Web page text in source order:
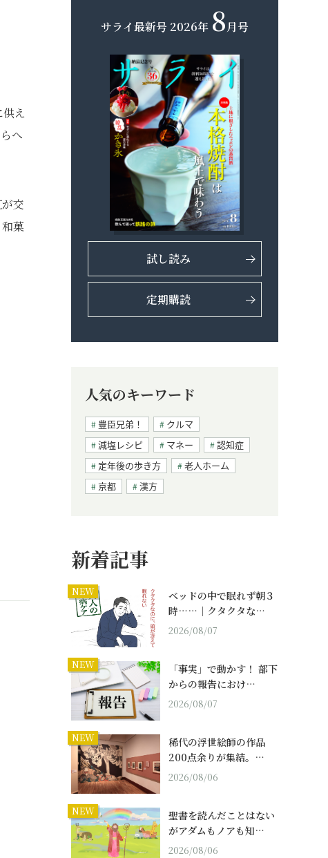
え
へ
交
菓
サライ最新号 2026年 8月号
試し読み
定期購読
人気のキーワード
豊臣兄弟！
クルマ
減塩レシピ
マネー
認知症
定年後の歩き方
老人ホーム
京都
漢方
新着記事
NEW
ベッドの中で眠れず朝３
時……｜クタクタな…
2026/08/07
NEW
「事実」で動かす！ 部下
からの報告におけ…
2026/08/07
NEW
稀代の浮世絵師の作品
200点余りが集結。…
2026/08/06
NEW
聖書を読んだことはない
がアダムもノアも知…
2026/08/06